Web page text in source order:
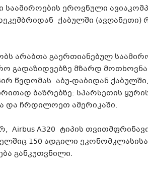
ეროვნული
ქაბულში (ავღანეთი)
არაბთა გაერთიანებულ
გადაზიდვებზე მზარდ
წვდომას აბუ-დაბიდან ქაბულში,
ბაზრებზე: სპარსეთის ყურის
და ჩრდილოეთ ამერიკაში.
Airbus A320 ტიპის
150 ადგილი
განკუთვნილი.